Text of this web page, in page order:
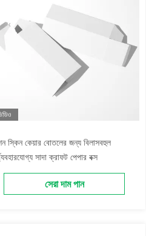
স্কিন কেয়ার বোতলের জন্য বিলাসবহুল
সাদা ক্রাফট পেপার বক্স
সেরা দাম পান